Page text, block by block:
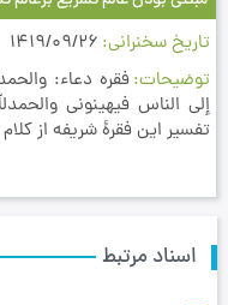
تاریخ سخنرانی 1419/09/26
توضیحات فقره دعاء:
تفسير اين فقرۀ شريفه از
اسناد مرتبط